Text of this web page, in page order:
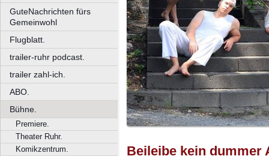
GuteNachrichten fürs
Gemeinwohl
Flugblatt.
trailer-ruhr podcast.
trailer zahl-ich.
ABO.
Bühne.
Premiere.
Theater Ruhr.
Komikzentrum.
Beileibe kein dummer